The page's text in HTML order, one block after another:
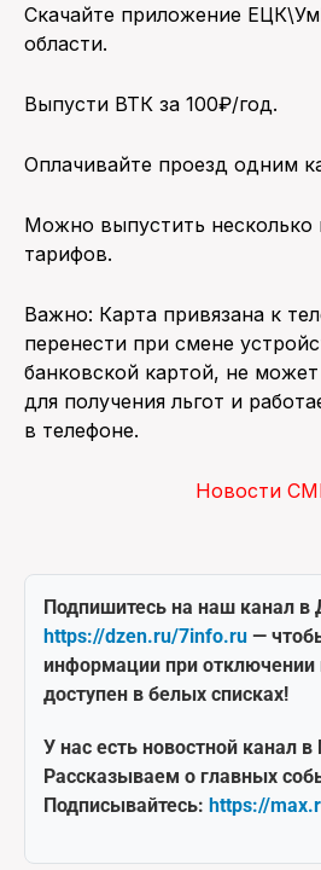
Скачайте приложение
области.
Выпусти ВТК за 100₽/год.
Оплачивайте проезд одним
Можно выпустить несколько
тарифов.
Важно: Карта привязана к
перенести при смене
банковской картой, не может
для получения льгот и
в телефоне.
Новости
Подпишитесь на наш канал в
https://dzen.ru/7info.ru —
информации при отключении
доступен в белых списках!
У нас есть новостной канал в
Рассказываем о главных
Подписывайтесь: https://